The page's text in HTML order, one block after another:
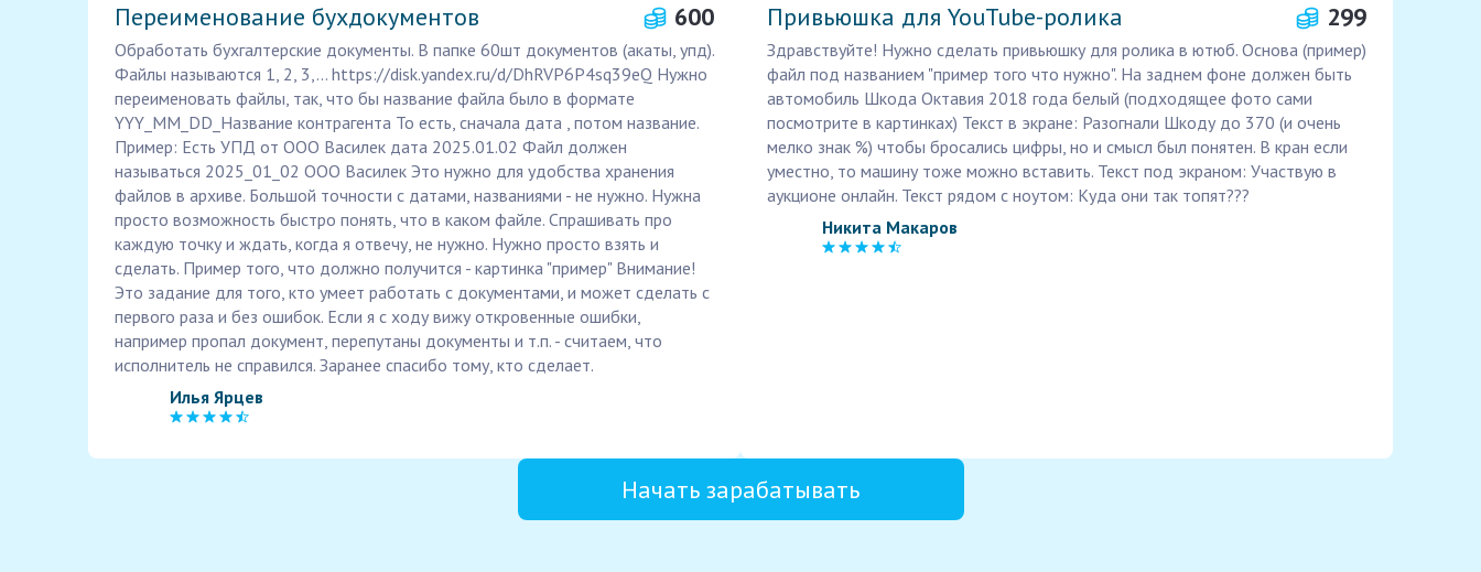
Переименование бухдокументов 600
Обработать бухгалтерские документы. В папке 60шт документов (акаты, упд).
Файлы называются 1, 2, 3,... https://disk.yandex.ru/d/DhRVP6P4sq39eQ Нужно
переименовать файлы, так, что бы название файла было в формате
YYY_MM_DD_Название контрагента То есть, сначала дата , потом название.
Пример: Есть УПД от ООО Василек дата 2025.01.02 Файл должен
называться 2025_01_02 ООО Василек Это нужно для удобства хранения
файлов в архиве. Большой точности с датами, названиями - не нужно. Нужна
просто возможность быстро понять, что в каком файле. Спрашивать про
каждую точку и ждать, когда я отвечу, не нужно. Нужно просто взять и
сделать. Пример того, что должно получится - картинка "пример" Внимание!
Это задание для того, кто умеет работать с документами, и может сделать с
первого раза и без ошибок. Если я с ходу вижу откровенные ошибки,
например пропал документ, перепутаны документы и т.п. - считаем, что
исполнитель не справился. Заранее спасибо тому, кто сделает.
Илья Ярцев
Привьюшка для YouTube-ролика 299
Здравствуйте! Нужно сделать привьюшку для ролика в ютюб. Основа (пример)
файл под названием "пример того что нужно". На заднем фоне должен быть
автомобиль Шкода Октавия 2018 года белый (подходящее фото сами
посмотрите в картинках) Текст в экране: Разогнали Шкоду до 370 (и очень
мелко знак %) чтобы бросались цифры, но и смысл был понятен. В кран если
уместно, то машину тоже можно вставить. Текст под экраном: Участвую в
аукционе онлайн. Текст рядом с ноутом: Куда они так топят???
Никита Макаров
Начать зарабатывать